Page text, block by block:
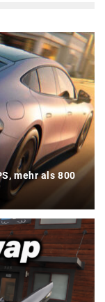
mehr als 800